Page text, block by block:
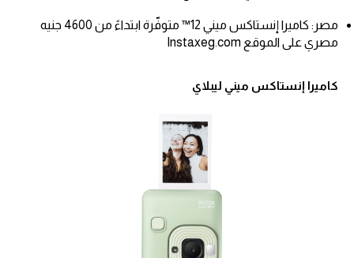
مصر: كاميرا إنستاكس ميني 12™ متوفّرة ابتداءً من 4600 جنيه
مصري على الموقع Instaxeg.com
كاميرا إنستاكس ميني ليبلاي